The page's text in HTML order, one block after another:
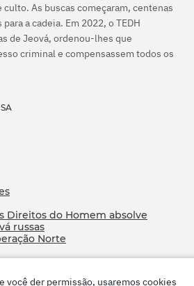
As buscas começaram, centenas
a cadeia. Em 2022, o TEDH
de Jeová, ordenou-lhes que
criminal e compensassem todos os
Direitos do Homem absolve
russas
Norte
você der permissão, usaremos cookies